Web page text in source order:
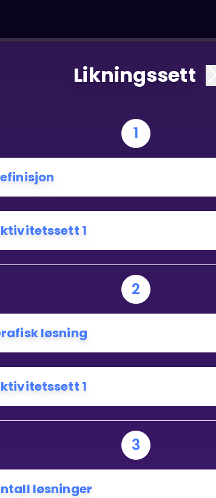
Bestill privatundervisning
Likningssett
1
1
2
løsning
1
3
løsninger